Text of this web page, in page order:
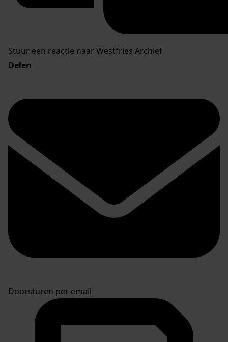
Stuur een reactie naar Westfries Archief
Delen
Doorsturen per email